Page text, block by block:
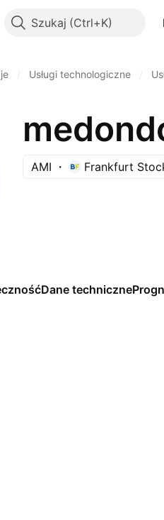
Szukaj
Usługi technologiczne
AMI Frankfurt
Dane techniczne